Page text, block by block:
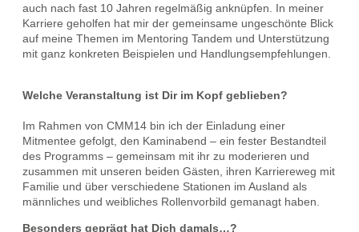
auch nach fast 10 Jahren regelmäßig anknüpfen. In meiner
Karriere geholfen hat mir der gemeinsame ungeschönte Blick
auf meine Themen im Mentoring Tandem und Unterstützung
mit ganz konkreten Beispielen und Handlungsempfehlungen.
Welche Veranstaltung ist Dir im Kopf geblieben?
Im Rahmen von CMM14 bin ich der Einladung einer
Mitmentee gefolgt, den Kaminabend – ein fester Bestandteil
des Programms – gemeinsam mit ihr zu moderieren und
zusammen mit unseren beiden Gästen, ihren Karriereweg mit
Familie und über verschiedene Stationen im Ausland als
männliches und weibliches Rollenvorbild gemanagt haben.
Besonders geprägt hat Dich damals…?